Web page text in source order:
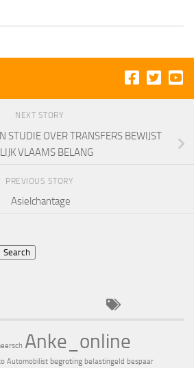
NEXT STORY
STUDIE OVER TRANSFERS BEWIJST
VLAAMS BELANG
PREVIOUS STORY
Asielchantage
Search
Anke_online
Automobilist begroting belastingeld bespaar